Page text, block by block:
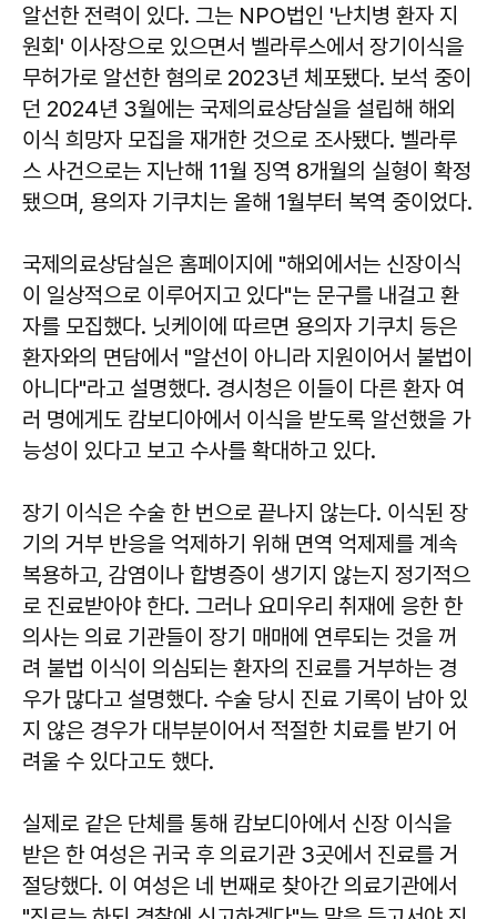
알선한 전력이 있다. 그는 NPO법인 '난치병 환자 지
원회' 이사장으로 있으면서 벨라루스에서 장기이식을
무허가로 알선한 혐의로 2023년 체포됐다. 보석 중이
던 2024년 3월에는 국제의료상담실을 설립해 해외
이식 희망자 모집을 재개한 것으로 조사됐다. 벨라루
스 사건으로는 지난해 11월 징역 8개월의 실형이 확정
됐으며, 용의자 기쿠치는 올해 1월부터 복역 중이었다.
국제의료상담실은 홈페이지에 "해외에서는 신장이식
이 일상적으로 이루어지고 있다"는 문구를 내걸고 환
자를 모집했다. 닛케이에 따르면 용의자 기쿠치 등은
환자와의 면담에서 "알선이 아니라 지원이어서 불법이
아니다"라고 설명했다. 경시청은 이들이 다른 환자 여
러 명에게도 캄보디아에서 이식을 받도록 알선했을 가
능성이 있다고 보고 수사를 확대하고 있다.
장기 이식은 수술 한 번으로 끝나지 않는다. 이식된 장
기의 거부 반응을 억제하기 위해 면역 억제제를 계속
복용하고, 감염이나 합병증이 생기지 않는지 정기적으
로 진료받아야 한다. 그러나 요미우리 취재에 응한 한
의사는 의료 기관들이 장기 매매에 연루되는 것을 꺼
려 불법 이식이 의심되는 환자의 진료를 거부하는 경
우가 많다고 설명했다. 수술 당시 진료 기록이 남아 있
지 않은 경우가 대부분이어서 적절한 치료를 받기 어
려울 수 있다고도 했다.
실제로 같은 단체를 통해 캄보디아에서 신장 이식을
받은 한 여성은 귀국 후 의료기관 3곳에서 진료를 거
절당했다. 이 여성은 네 번째로 찾아간 의료기관에서